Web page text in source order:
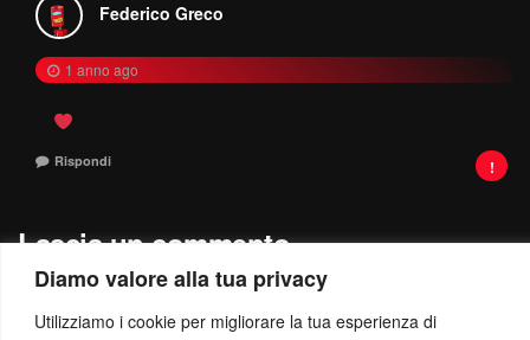
Diamo valore alla tua privacy
Utilizziamo i cookie per migliorare la tua esperienza di
Federico Greco
1 anno ago
Rispondi
Lascia un commento
Il tuo indirizzo email non sarà pubblicato.
contrassegnati*